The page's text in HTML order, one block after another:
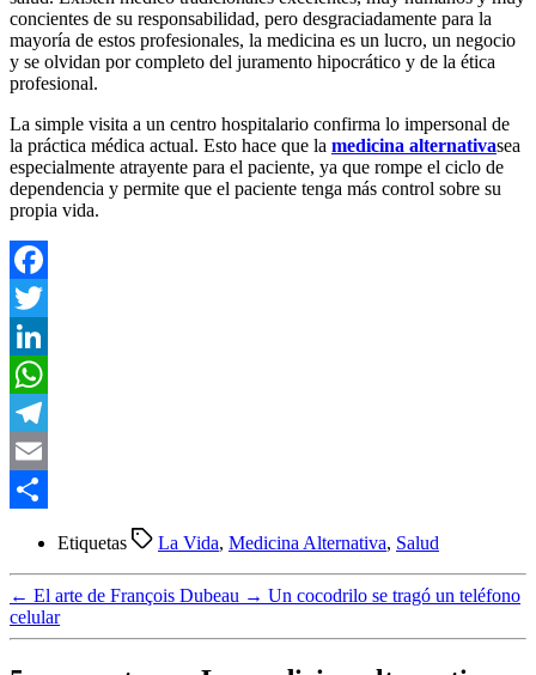
concientes de su responsabilidad, pero desgraciadamente para la
mayoría de estos profesionales, la medicina es un lucro, un negocio
y se olvidan por completo del juramento hipocrático y de la ética
profesional.
La simple visita a un centro hospitalario confirma lo impersonal de
la práctica médica actual. Esto hace que la medicina alternativasea
especialmente atrayente para el paciente, ya que rompe el ciclo de
dependencia y permite que el paciente tenga más control sobre su
propia vida.
Facebook
Twitter
LinkedIn
WhatsApp
Telegram
Email
Etiquetas La Vida, Medicina Alternativa, Salud
← El arte de François Dubeau → Un cocodrilo se tragó un teléfono
celular